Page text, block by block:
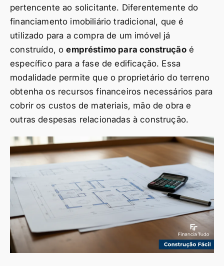
pertencente ao solicitante. Diferentemente do
financiamento imobiliário tradicional, que é
utilizado para a compra de um imóvel já
construído, oempréstimo para construçãoé
específico para a fase de edificação. Essa
modalidade permite que o proprietário do terreno
obtenha os recursos financeiros necessários para
cobrir os custos de materiais, mão de obra e
outras despesas relacionadas à construção.